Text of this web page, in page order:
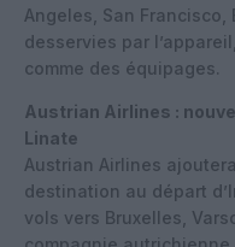
Angeles, San
desservies par
comme des équipages.
Austrian Airlines :
Linate
Austrian Airlines
destination au départ
vols vers Bruxelles,